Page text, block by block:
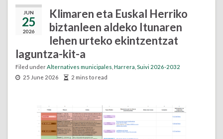
JUN
25
2026
Klimaren eta Euskal Herriko
biztanleen aldeko Itunaren
lehen urteko ekintzentzat
laguntza-kit-a
Filed underAlternatives municipales Harrera Suivi 2026-2032
25 June 2026
2 mins to read